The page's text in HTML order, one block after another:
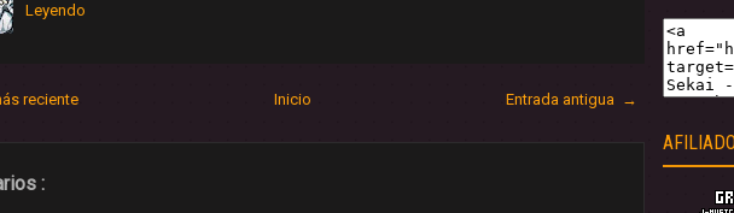
Leyendo
reciente Entrada antigua →
Inicio
: